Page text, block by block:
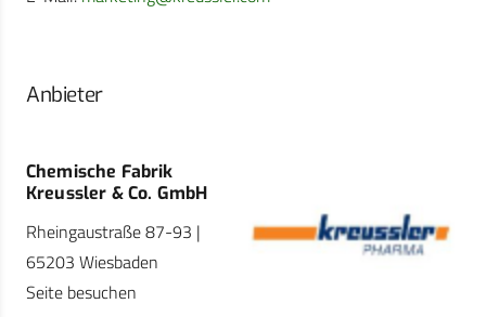
Anbieter
Chemische Fabrik
Kreussler & Co. GmbH
Rheingaustraße 87-93 |
65203 Wiesbaden
Seite besuchen